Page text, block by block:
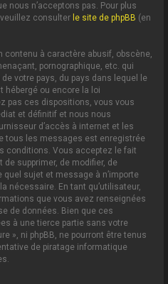
nous n’acceptons pas. Pour plus
consulter le site de phpBB (en
contenu à caractère abusif, obscène,
pornographique, etc. qui
votre pays, du pays dans lequel le
hébergé ou encore la loi
pas ces dispositions, vous vous
et définitif et nous nous
d’accès à internet et les
tous les messages est enregistrée
conditions. Vous acceptez le fait
de supprimer, de modifier, de
quel sujet et message à n’importe
nécessaire. En tant qu’utilisateur,
que vous avez renseignées
de données. Bien que ces
à une tierce partie sans votre
», ni phpBB, ne pourront être tenus
de piratage informatique